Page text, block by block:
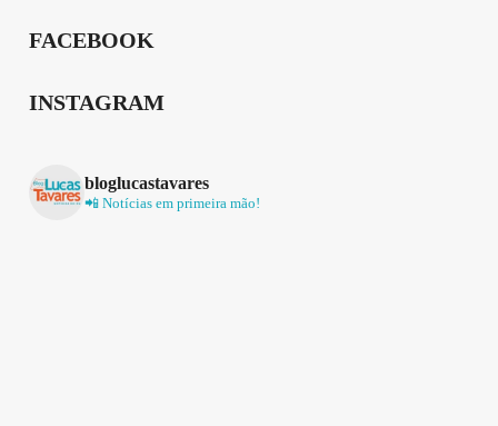
FACEBOOK
INSTAGRAM
bloglucastavares
📲 Notícias em primeira mão!